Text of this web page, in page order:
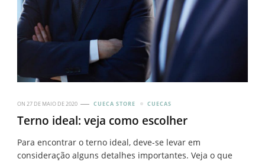
ON 27 DE MAIO DE 2020 CUECA STORE CUECAS
Terno ideal: veja como escolher
Para encontrar o terno ideal, deve-se levar em
consideração alguns detalhes importantes. Veja o que